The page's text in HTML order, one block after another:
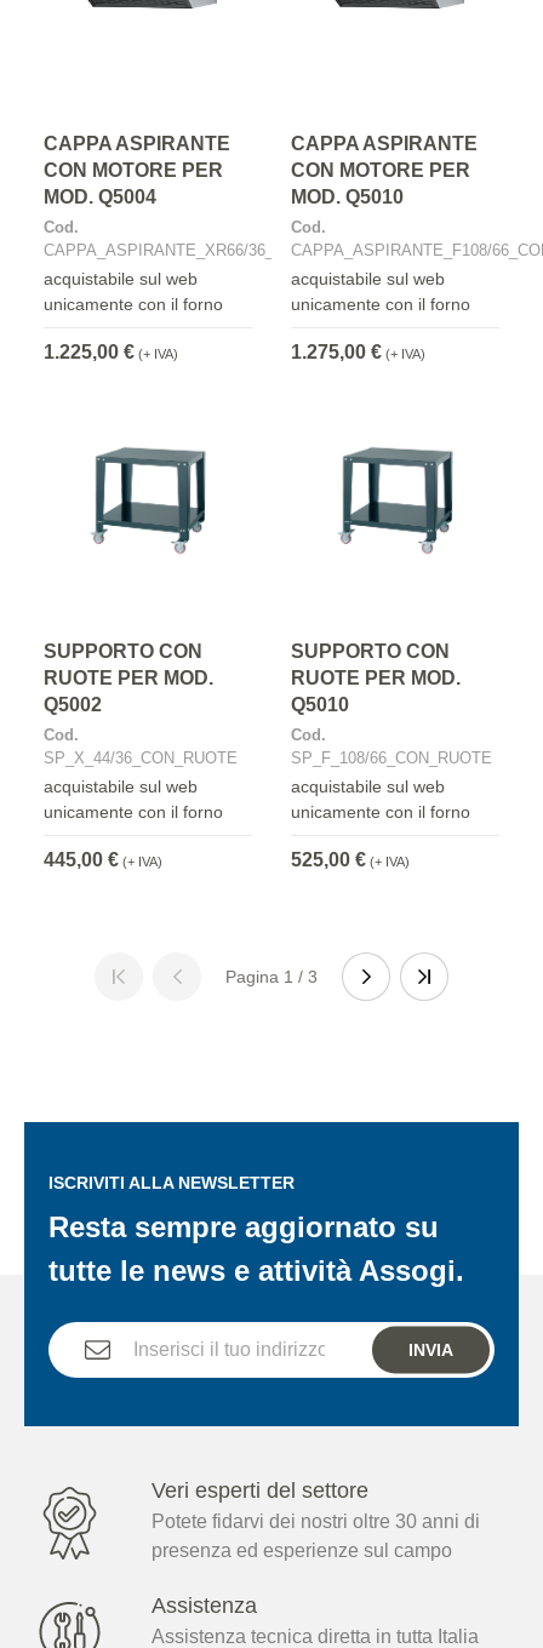
CAPPA ASPIRANTE
CON MOTORE PER
MOD. Q5004
Cod.
CAPPA_ASPIRANTE_XR66/36_CON_MOTORE
acquistabile sul web
unicamente con il forno
1.225,00 € (+ IVA)
CAPPA ASPIRANTE
CON MOTORE PER
MOD. Q5010
Cod.
CAPPA_ASPIRANTE_F108/
acquistabile sul web
unicamente con il forno
1.275,00 € (+ IVA)
SUPPORTO CON
RUOTE PER MOD.
Q5002
Cod.
SP_X_44/36_CON_RUOTE
acquistabile sul web
unicamente con il forno
445,00 € (+ IVA)
SUPPORTO CON
RUOTE PER MOD.
Q5010
Cod.
SP_F_108/66_CON_RUOTE
acquistabile sul web
unicamente con il forno
525,00 € (+ IVA)
Pagina 1 / 3
ISCRIVITI ALLA NEWSLETTER
Resta sempre aggiornato su
tutte le news e attività Assogi.
INVIA
Veri esperti del settore
Potete fidarvi dei nostri oltre 30 anni di
presenza ed esperienze sul campo
Assistenza
Assistenza tecnica diretta in tutta Italia